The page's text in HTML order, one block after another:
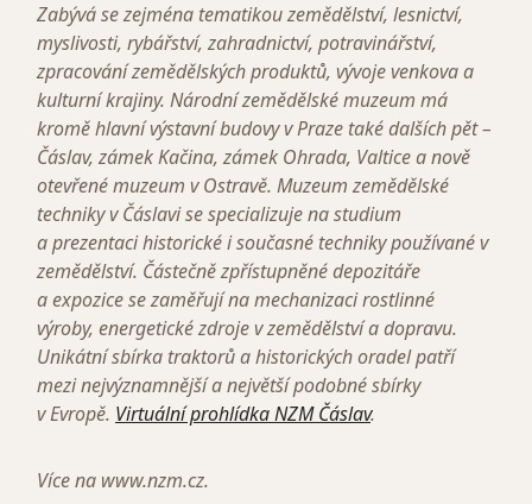
Zabývá se zejména tematikou zemědělství, lesnictví,
myslivosti, rybářství, zahradnictví, potravinářství,
zpracování zemědělských produktů, vývoje venkova a
kulturní krajiny. Národní zemědělské muzeum má
kromě hlavní výstavní budovy v Praze také dalších pět –
Čáslav, zámek Kačina, zámek Ohrada, Valtice a nově
otevřené muzeum v Ostravě. Muzeum zemědělské
techniky v Čáslavi se specializuje na studium
a prezentaci historické i současné techniky používané v
zemědělství. Částečně zpřístupněné depozitáře
a expozice se zaměřují na mechanizaci rostlinné
výroby, energetické zdroje v zemědělství a dopravu.
Unikátní sbírka traktorů a historických oradel patří
mezi nejvýznamnější a největší podobné sbírky
v Evropě. Virtuální prohlídka NZM Čáslav.
Více na www.nzm.cz.